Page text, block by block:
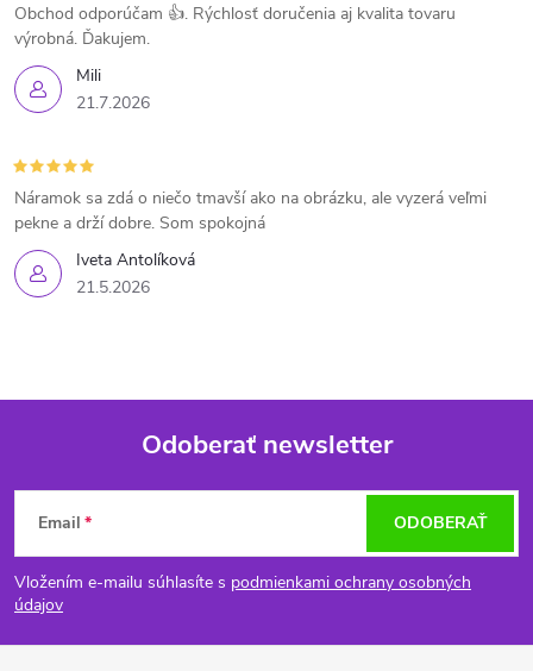
Mili
21.7.2026
Obchod odporúčam 👍. Rýchlosť doručenia aj kvalita tovaru
výrobná. Ďakujem.
Iveta Antolíková
21.5.2026
Náramok sa zdá o niečo tmavší ako na obrázku, ale vyzerá veľmi
pekne a drží dobre. Som spokojná
Z
á
p
Odoberať newsletter
Email
Vložením e-mailu súhlasíte s podmienkami ochrany osobných
údajov
ODOBERAŤ